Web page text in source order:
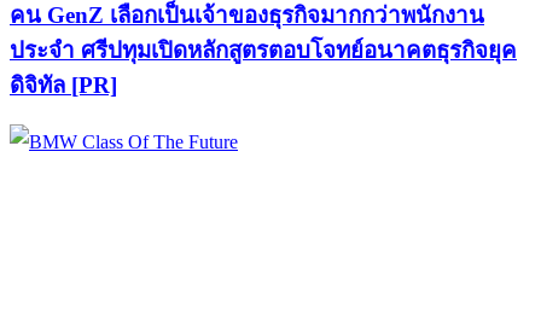
คน GenZ เลือกเป็นเจ้าของธุรกิจมากกว่าพนักงาน
ประจำ ศรีปทุมเปิดหลักสูตรตอบโจทย์อนาคตธุรกิจยุค
ดิจิทัล [PR]